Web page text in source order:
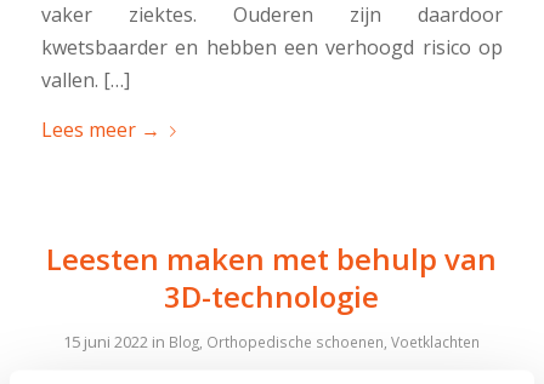
vaker ziektes. Ouderen zijn daardoor
kwetsbaarder en hebben een verhoogd risico op
vallen. […]
Lees meer→
Leesten maken met behulp van
3D-technologie
15 juni 2022 in Blog Orthopedische schoenen ,Voetklachten